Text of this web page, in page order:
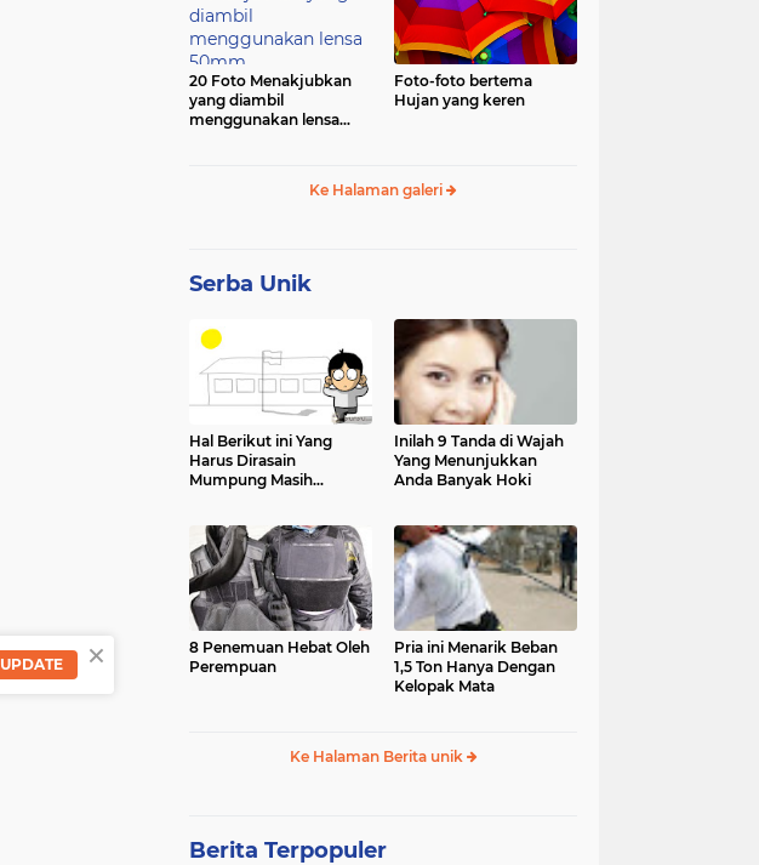
20 Foto Menakjubkan
yang diambil
menggunakan lensa
Foto-foto bertema
Hujan yang keren
Ke Halaman galeri
Serba Unik
Hal Berikut ini Yang
Harus Dirasain
Mumpung Masih
Inilah 9 Tanda di Wajah
Yang Menunjukkan
Anda Banyak Hoki
8 Penemuan Hebat Oleh
Perempuan
Pria ini Menarik Beban
1,5 Ton Hanya Dengan
Kelopak Mata
Ke Halaman Berita unik
Berita Terpopuler
×
UPDATE